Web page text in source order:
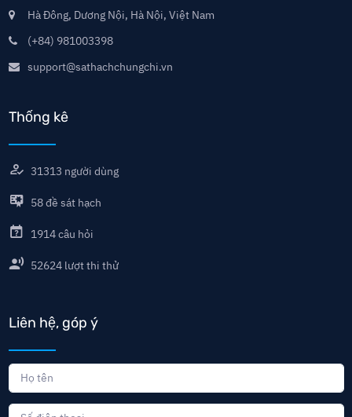
Hà Đông, Dương Nội, Hà Nội, Việt Nam
(+84) 981003398
support@sathachchungchi.vn
Thống kê
31313 người dùng
58đề sát hạch
1914câu hỏi
52624lượt thi thử
Liên hệ, góp ý